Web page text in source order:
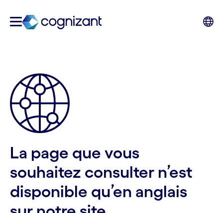
La page que vous
souhaitez consulter n’est
disponible qu’en anglais